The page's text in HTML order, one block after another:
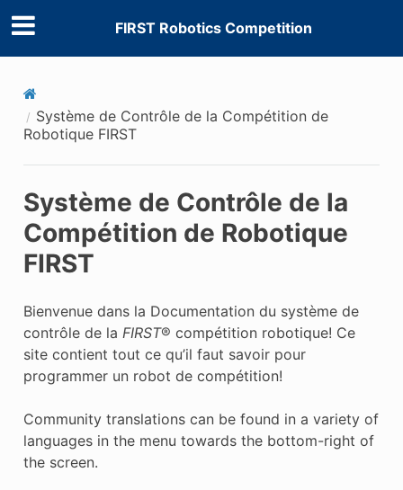
FIRST Robotics Competition
Système de Contrôle de la Compétition de
Robotique FIRST
Système de Contrôle de la
Compétition de Robotique
FIRST
Bienvenue dans la Documentation du système de
contrôle de la FIRST® compétition robotique! Ce
site contient tout ce qu’il faut savoir pour
programmer un robot de compétition!
Community translations can be found in a variety of
languages in the menu towards the bottom-right of
the screen.